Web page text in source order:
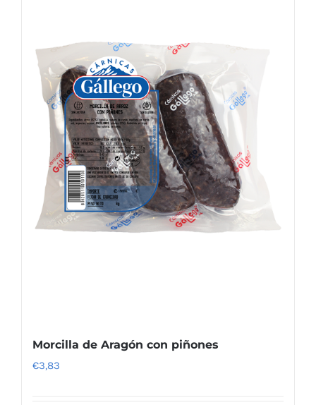
Morcilla de Aragón con piñones
€3,83